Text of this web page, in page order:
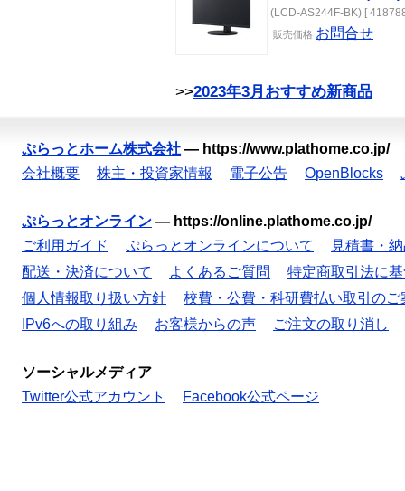
(LCD-AS244F-BK) [
販売価格 お問合せ
>>2023年3月おすすめ新商品
ぷらっとホーム株式会社 — https://www.plathome.co.jp/
会社概要
株主・投資家情報 電子公告 OpenBlocks
ぷらっとオンライン — https://online.plathome.co.jp/
ご利用ガイド
ぷらっとオンラインについて
見積書・
配送・決済について
よくあるご質問
特定商取引法に
個人情報取り扱い方針
校費・公費・科研費払い取引のご
IPv6への取り組み
お客様からの声 ご注文の取り消し
ソーシャルメディア
Twitter公式アカウント
Facebook公式ページ